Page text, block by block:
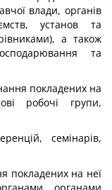
влади, органів
установ та
а також
та
покладених на
робочі групи,
семінарів,
покладених на неї